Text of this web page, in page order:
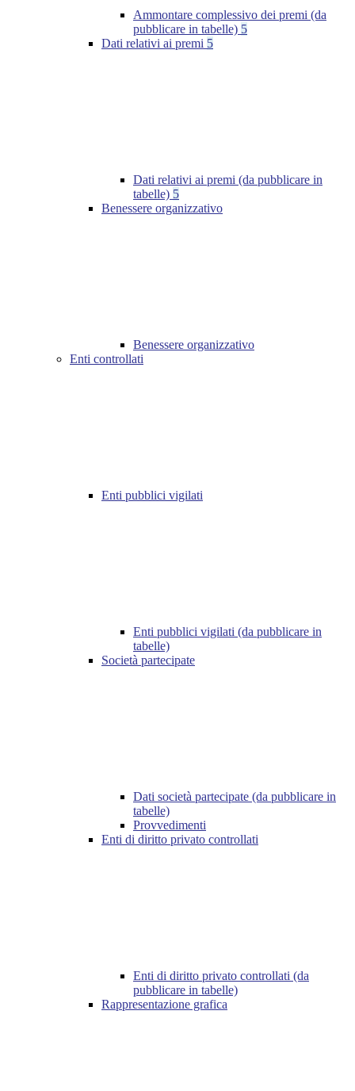
Ammontare complessivo dei premi (da
pubblicare in tabelle) 5
Dati relativi ai premi 5
Dati relativi ai premi (da pubblicare in
tabelle) 5
Benessere organizzativo
Benessere organizzativo
Enti controllati
Enti pubblici vigilati
Enti pubblici vigilati (da pubblicare in
tabelle)
Società partecipate
Dati società partecipate (da pubblicare in
tabelle)
Provvedimenti
Enti di diritto privato controllati
Enti di diritto privato controllati (da
pubblicare in tabelle)
Rappresentazione grafica